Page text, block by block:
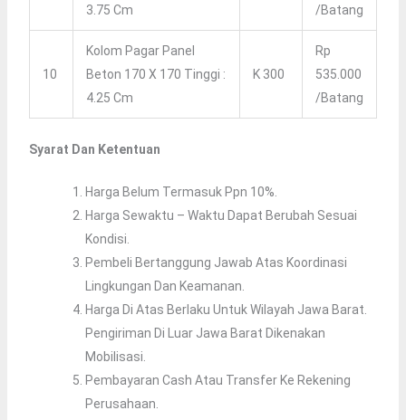
3.75 Cm
/batang
10
Kolom Pagar Panel
Beton 170 X 170 Tinggi :
4.25 Cm
K 300
Rp
535.000
/batang
Syarat Dan Ketentuan
Harga Belum Termasuk Ppn 10%.
Harga Sewaktu – Waktu Dapat Berubah Sesuai
Kondisi.
Pembeli Bertanggung Jawab Atas Koordinasi
Lingkungan Dan Keamanan.
Harga Di Atas Berlaku Untuk Wilayah Jawa Barat.
Pengiriman Di Luar Jawa Barat Dikenakan
Mobilisasi.
Pembayaran Cash Atau Transfer Ke Rekening
Perusahaan.